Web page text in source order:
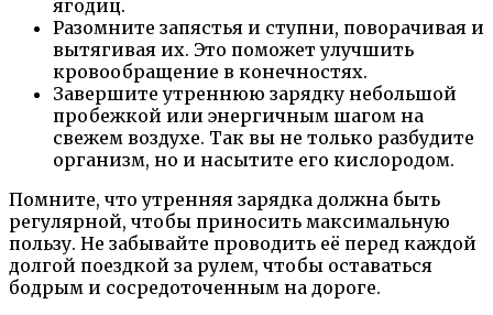
ягодиц.
Разомните запястья и ступни, поворачивая и
вытягивая их. Это поможет улучшить
кровообращение в конечностях.
Завершите утреннюю зарядку небольшой
пробежкой или энергичным шагом на
свежем воздухе. Так вы не только разбудите
организм, но и насытите его кислородом.
Помните, что утренняя зарядка должна быть
регулярной, чтобы приносить максимальную
пользу. Не забывайте проводить её перед каждой
долгой поездкой за рулем, чтобы оставаться
бодрым и сосредоточенным на дороге.